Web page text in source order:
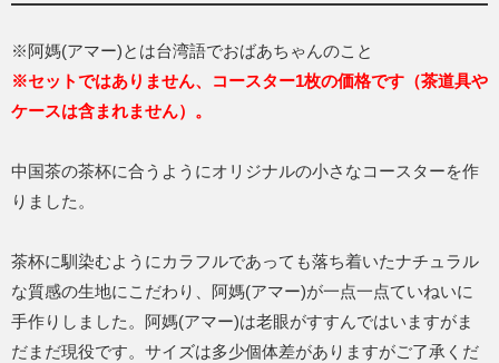
※阿媽(アマー)とは台湾語でおばあちゃんのこと
※セットではありません、コースター1枚の価格です（茶道具や
ケースは含まれません）。
中国茶の茶杯に合うようにオリジナルの小さなコースターを作
りました。
茶杯に馴染むようにカラフルであっても落ち着いたナチュラル
な質感の生地にこだわり、阿媽(アマー)が一点一点ていねいに
手作りしました。阿媽(アマー)は老眼がすすんではいますがま
だまだ現役です。サイズは多少個体差がありますがご了承くだ